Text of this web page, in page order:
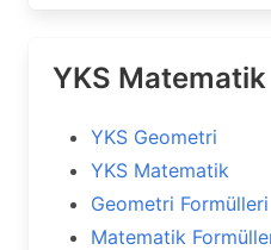
YKS Matematik
YKS Geometri
YKS Matematik
Geometri Formülleri
Matematik